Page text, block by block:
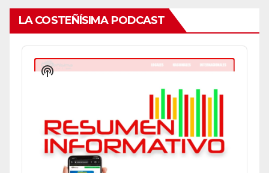
LA COSTEÑÍSIMA PODCAST
Audio
Player
Show